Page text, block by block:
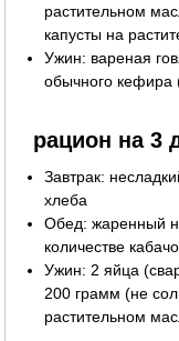
растительном
капусты на
Ужин: вареная
обычного кефира
рацион на 3
Завтрак:
хлеба
Обед: жаренный
количестве
Ужин: 2 яйца
200 грамм (не
растительном